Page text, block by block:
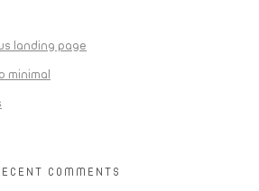
landing page
minimal
COMMENTS